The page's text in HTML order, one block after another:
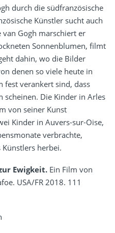
durch die südfranzösische
Künstler sucht auch
van Gogh marschiert er
Sonnenblumen, filmt
dahin, wo die Bilder
denen so viele heute in
fest verankert sind, dass
scheinen. Die Kinder in Arles
von seiner Kunst
Kinder in Auvers-sur-Oise,
verbrachte,
Künstlers herbei.
Ewigkeit. Ein Film von
USA/FR 2018. 111